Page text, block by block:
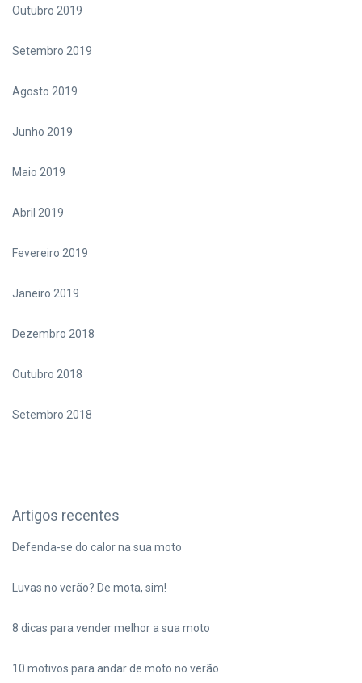
Outubro 2019
Setembro 2019
Agosto 2019
Junho 2019
Maio 2019
Abril 2019
Fevereiro 2019
Janeiro 2019
Dezembro 2018
Outubro 2018
Setembro 2018
Artigos recentes
Defenda-se do calor na sua moto
Luvas no verão? De mota, sim!
8 dicas para vender melhor a sua moto
10 motivos para andar de moto no verão